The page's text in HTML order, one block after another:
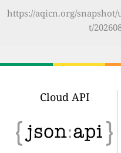
https://aqicn.org/
t/
Cloud API